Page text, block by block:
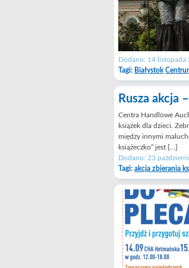
Dodano: 14 listopada
Tagi: Białystok
Rusza akcja
Centra Handlowe
książek dla dzieci.
między innymi
książeczko” jest […]
Dodano: 23
Tagi: akcja zbierania